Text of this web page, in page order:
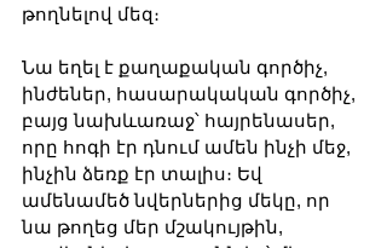
թողնելով մեզ։
Նա եղել է քաղաքական գործիչ,
ինժեներ, հասարակական գործիչ,
բայց նախևառաջ՝ հայրենասեր,
որը հոգի էր դնում ամեն ինչի մեջ,
ինչին ձեռք էր տալիս։ Եվ
ամենամեծ նվերներից մեկը, որ
նա թողեց մեր մշակույթին,